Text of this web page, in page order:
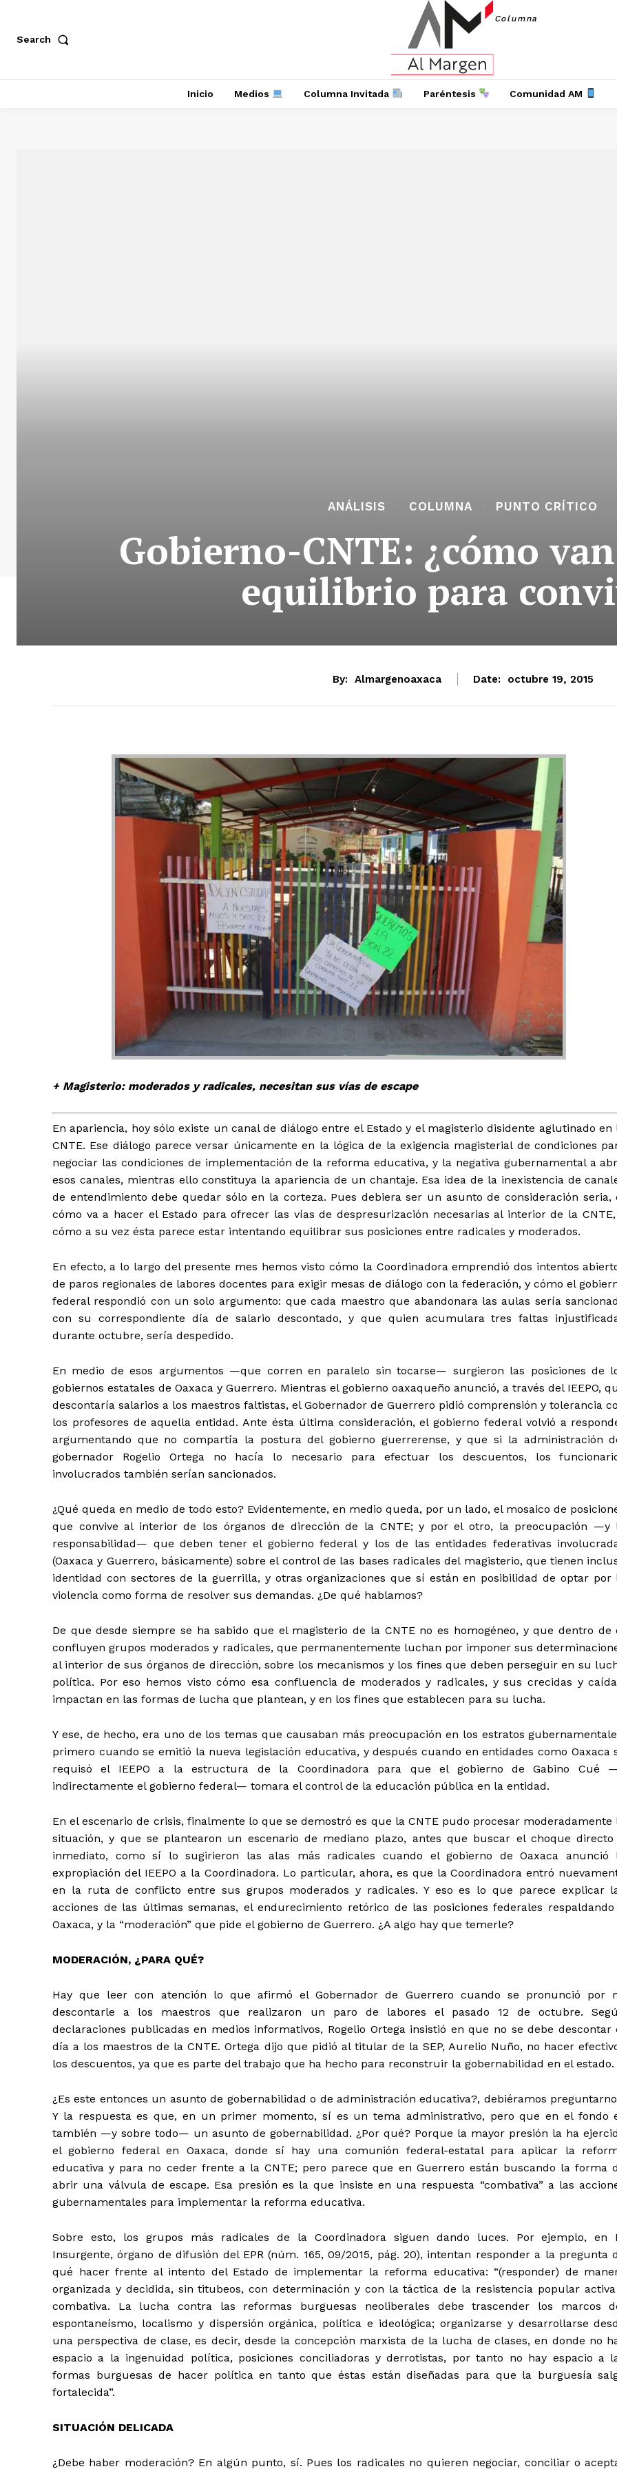
+ Todas las formas de lucha, potencialmente enlazadas
Search
Columna
Inicio Medios Columna Invitada Paréntesis Comunidad AM
ANÁLISIS COLUMNA PUNTO CRÍTICO
Gobierno-CNTE: ¿cómo
equilibrio para
By: Almargenoaxaca Date: octubre 19, 2015
+ Magisterio: moderados y radicales, necesitan sus vías de escape
En apariencia, hoy sólo existe un canal de diálogo entre el Estado y el magisterio disidente aglutinado en
CNTE. Ese diálogo parece versar únicamente en la lógica de la exigencia magisterial de condiciones
negociar las condiciones de implementación de la reforma educativa, y la negativa gubernamental a
esos canales, mientras ello constituya la apariencia de un chantaje. Esa idea de la inexistencia de
de entendimiento debe quedar sólo en la corteza. Pues debiera ser un asunto de consideración seria,
cómo va a hacer el Estado para ofrecer las vías de despresurización necesarias al interior de la
cómo a su vez ésta parece estar intentando equilibrar sus posiciones entre radicales y moderados.
En efecto, a lo largo del presente mes hemos visto cómo la Coordinadora emprendió dos intentos
de paros regionales de labores docentes para exigir mesas de diálogo con la federación, y cómo el
federal respondió con un solo argumento: que cada maestro que abandonara las aulas sería
con su correspondiente día de salario descontado, y que quien acumulara tres faltas
durante octubre, sería despedido.
En medio de esos argumentos —que corren en paralelo sin tocarse— surgieron las posiciones de
gobiernos estatales de Oaxaca y Guerrero. Mientras el gobierno oaxaqueño anunció, a través del IEEPO,
descontaría salarios a los maestros faltistas, el Gobernador de Guerrero pidió comprensión y tolerancia
los profesores de aquella entidad. Ante ésta última consideración, el gobierno federal volvió a
argumentando que no compartía la postura del gobierno guerrerense, y que si la administración
gobernador Rogelio Ortega no hacía lo necesario para efectuar los descuentos, los
involucrados también serían sancionados.
¿Qué queda en medio de todo esto? Evidentemente, en medio queda, por un lado, el mosaico de
que convive al interior de los órganos de dirección de la CNTE; y por el otro, la preocupación —y
responsabilidad— que deben tener el gobierno federal y los de las entidades federativas
(Oaxaca y Guerrero, básicamente) sobre el control de las bases radicales del magisterio, que tienen
identidad con sectores de la guerrilla, y otras organizaciones que sí están en posibilidad de optar por
violencia como forma de resolver sus demandas. ¿De qué hablamos?
De que desde siempre se ha sabido que el magisterio de la CNTE no es homogéneo, y que dentro de
confluyen grupos moderados y radicales, que permanentemente luchan por imponer sus
al interior de sus órganos de dirección, sobre los mecanismos y los fines que deben perseguir en su
política. Por eso hemos visto cómo esa confluencia de moderados y radicales, y sus crecidas y
impactan en las formas de lucha que plantean, y en los fines que establecen para su lucha.
Y ese, de hecho, era uno de los temas que causaban más preocupación en los estratos
primero cuando se emitió la nueva legislación educativa, y después cuando en entidades como Oaxaca
requisó el IEEPO a la estructura de la Coordinadora para que el gobierno de Gabino Cué
indirectamente el gobierno federal— tomara el control de la educación pública en la entidad.
En el escenario de crisis, finalmente lo que se demostró es que la CNTE pudo procesar moderadamente
situación, y que se plantearon un escenario de mediano plazo, antes que buscar el choque directo
inmediato, como sí lo sugirieron las alas más radicales cuando el gobierno de Oaxaca anunció
expropiación del IEEPO a la Coordinadora. Lo particular, ahora, es que la Coordinadora entró
en la ruta de conflicto entre sus grupos moderados y radicales. Y eso es lo que parece explicar
acciones de las últimas semanas, el endurecimiento retórico de las posiciones federales respaldando
Oaxaca, y la “moderación” que pide el gobierno de Guerrero. ¿A algo hay que temerle?
MODERACIÓN, ¿PARA QUÉ?
Hay que leer con atención lo que afirmó el Gobernador de Guerrero cuando se pronunció por
descontarle a los maestros que realizaron un paro de labores el pasado 12 de octubre.
declaraciones publicadas en medios informativos, Rogelio Ortega insistió en que no se debe descontar
día a los maestros de la CNTE. Ortega dijo que pidió al titular de la SEP, Aurelio Nuño, no hacer
los descuentos, ya que es parte del trabajo que ha hecho para reconstruir la gobernabilidad en el estado.
¿Es este entonces un asunto de gobernabilidad o de administración educativa?, debiéramos
Y la respuesta es que, en un primer momento, sí es un tema administrativo, pero que en el fondo
también —y sobre todo— un asunto de gobernabilidad. ¿Por qué? Porque la mayor presión la ha
el gobierno federal en Oaxaca, donde sí hay una comunión federal-estatal para aplicar la
educativa y para no ceder frente a la CNTE; pero parece que en Guerrero están buscando la forma
abrir una válvula de escape. Esa presión es la que insiste en una respuesta “combativa” a las
gubernamentales para implementar la reforma educativa.
Sobre esto, los grupos más radicales de la Coordinadora siguen dando luces. Por ejemplo, en
Insurgente, órgano de difusión del EPR (núm. 165, 09/2015, pág. 20), intentan responder a la pregunta
qué hacer frente al intento del Estado de implementar la reforma educativa: “(responder) de
organizada y decidida, sin titubeos, con determinación y con la táctica de la resistencia popular
combativa. La lucha contra las reformas burguesas neoliberales debe trascender los marcos
espontaneísmo, localismo y dispersión orgánica, política e ideológica; organizarse y desarrollarse
una perspectiva de clase, es decir, desde la concepción marxista de la lucha de clases, en donde no
espacio a la ingenuidad política, posiciones conciliadoras y derrotistas, por tanto no hay espacio a
formas burguesas de hacer política en tanto que éstas están diseñadas para que la burguesía
fortalecida”.
SITUACIÓN DELICADA
¿Debe haber moderación? En algún punto, sí. Pues los radicales no quieren negociar, conciliar o